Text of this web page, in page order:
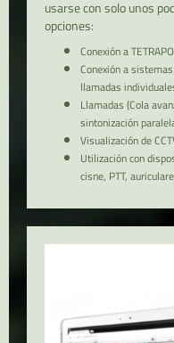
usarse con solo unos
opciones:
Conexión a
Conexión a
llamadas
Llamadas (Cola
sintonización
Visualización de
Utilización con
cisne, PTT,